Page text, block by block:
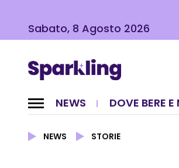
Sabato, 8 Agosto 2026
NEWS DOVE BERE
NEWS STORIE